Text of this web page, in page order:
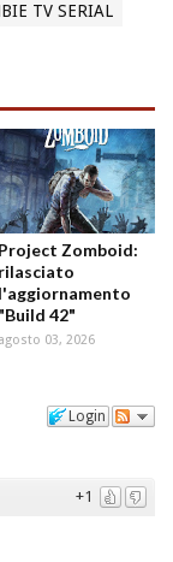
TV SERIAL
Project Zomboid:
rilasciato
l'aggiornamento
"Build 42"
agosto 03, 2026
Login
+1